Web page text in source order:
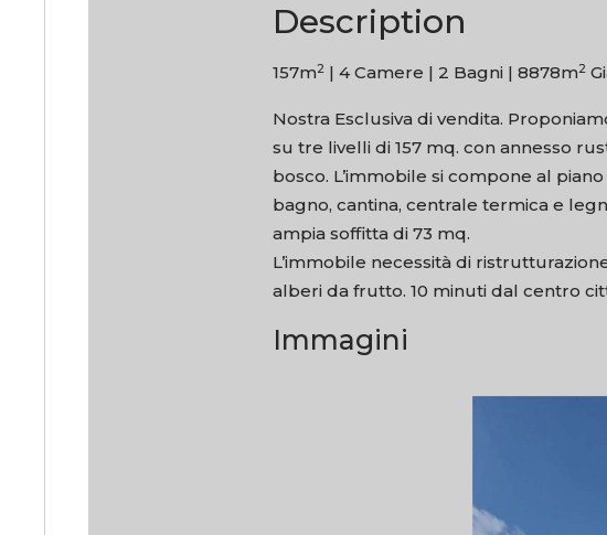
Description
157m2 | 4 Camere | 2 Bagni | 8878m2
Nostra Esclusiva di vendita.
su tre livelli di 157 mq. con annesso
bosco. L’immobile si compone al
bagno, cantina, centrale termica e
ampia soffitta di 73 mq.
L’immobile necessità di
alberi da frutto. 10 minuti dal centro
Immagini